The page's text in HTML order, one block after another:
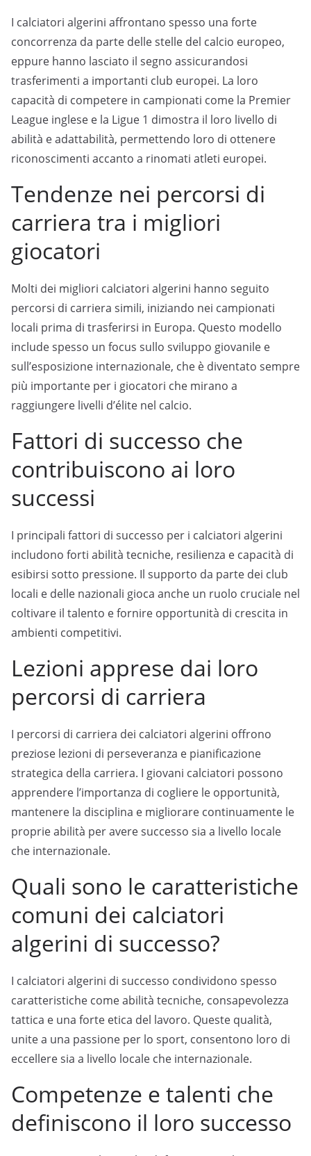
I calciatori algerini affrontano spesso una forte
concorrenza da parte delle stelle del calcio europeo,
eppure hanno lasciato il segno assicurandosi
trasferimenti a importanti club europei. La loro
capacità di competere in campionati come la Premier
League inglese e la Ligue 1 dimostra il loro livello di
abilità e adattabilità, permettendo loro di ottenere
riconoscimenti accanto a rinomati atleti europei.
Tendenze nei percorsi di
carriera tra i migliori
giocatori
Molti dei migliori calciatori algerini hanno seguito
percorsi di carriera simili, iniziando nei campionati
locali prima di trasferirsi in Europa. Questo modello
include spesso un focus sullo sviluppo giovanile e
sull’esposizione internazionale, che è diventato sempre
più importante per i giocatori che mirano a
raggiungere livelli d’élite nel calcio.
Fattori di successo che
contribuiscono ai loro
successi
I principali fattori di successo per i calciatori algerini
includono forti abilità tecniche, resilienza e capacità di
esibirsi sotto pressione. Il supporto da parte dei club
locali e delle nazionali gioca anche un ruolo cruciale nel
coltivare il talento e fornire opportunità di crescita in
ambienti competitivi.
Lezioni apprese dai loro
percorsi di carriera
I percorsi di carriera dei calciatori algerini offrono
preziose lezioni di perseveranza e pianificazione
strategica della carriera. I giovani calciatori possono
apprendere l’importanza di cogliere le opportunità,
mantenere la disciplina e migliorare continuamente le
proprie abilità per avere successo sia a livello locale
che internazionale.
Quali sono le caratteristiche
comuni dei calciatori
algerini di successo?
I calciatori algerini di successo condividono spesso
caratteristiche come abilità tecniche, consapevolezza
tattica e una forte etica del lavoro. Queste qualità,
unite a una passione per lo sport, consentono loro di
eccellere sia a livello locale che internazionale.
Competenze e talenti che
definiscono il loro successo